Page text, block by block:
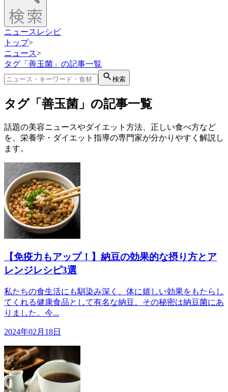
ニュース レシピ
トップ>
ニュース>
タグ「善玉菌」の記事一覧
検索
タグ「善玉菌」の記事一覧
話題の美容ニュースやダイエット方法、正しい食べ方など
を、栄養学・ダイエット指導の専門家が分かりやすく解説し
ます。
【免疫力もアップ！】納豆の効果的な摂り方とア
レンジレシピ3選
私たちの食生活にも馴染み深く、体に嬉しい効果をもたらし
てくれる健康食品として有名な納豆。その秘密は納豆菌にあ
りました。今...
2024年02月18日